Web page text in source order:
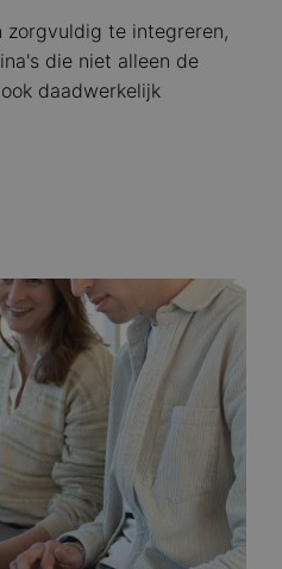
zorgvuldig te integreren,
die niet alleen de
daadwerkelijk